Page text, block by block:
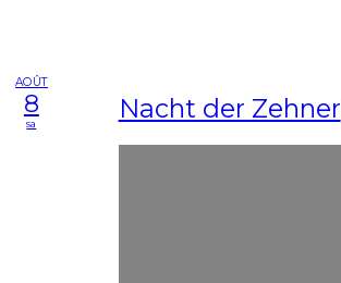
AOÛT
8
sa Nacht der Zehner